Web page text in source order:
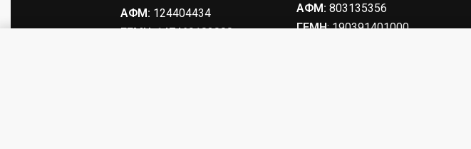
ΑΦΜ: 124404434
ΓΕΜΗ: 147469103000
ΑΦΜ: 803135356
ΓΕΜΗ: 190391401000